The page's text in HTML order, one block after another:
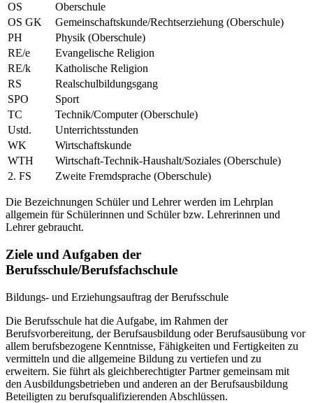
OS
Oberschule
OS GK
Gemeinschaftskunde/Rechtserziehung (Oberschule)
PH
Physik (Oberschule)
RE/e
Evangelische Religion
RE/k
Katholische Religion
RS
Realschulbildungsgang
SPO
Sport
TC
Technik/Computer (Oberschule)
Ustd.
Unterrichtsstunden
WK
Wirtschaftskunde
WTH
Wirtschaft-Technik-Haushalt/Soziales (Oberschule)
2. FS
Zweite Fremdsprache (Oberschule)
Die Bezeichnungen Schüler und Lehrer werden im Lehrplan
allgemein für Schülerinnen und Schüler bzw. Lehrerinnen und
Lehrer gebraucht.
Ziele und Aufgaben der
Berufsschule/Berufsfachschule
Bildungs- und Erziehungsauftrag der Berufsschule
Die Berufsschule hat die Aufgabe, im Rahmen der
Berufsvorbereitung, der Berufsausbildung oder Berufsausübung vor
allem berufsbezogene Kenntnisse, Fähigkeiten und Fertigkeiten zu
vermitteln und die allgemeine Bildung zu vertiefen und zu
erweitern. Sie führt als gleichberechtigter Partner gemeinsam mit
den Ausbildungsbetrieben und anderen an der Berufsausbildung
Beteiligten zu berufsqualifizierenden Abschlüssen.